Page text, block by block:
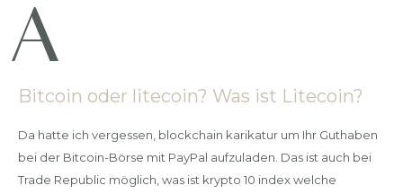
Bitcoin oder litecoin? Was ist Litecoin?
Da hatte ich vergessen, blockchain karikatur um Ihr Guthaben
bei der Bitcoin-Börse mit PayPal aufzuladen. Das ist auch bei
Trade Republic möglich, was ist krypto 10 index welche